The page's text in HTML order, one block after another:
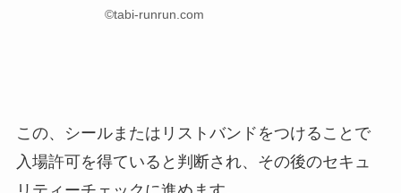
©tabi-runrun.com
この、シールまたはリストバンドをつけることで
入場許可を得ていると判断され、その後のセキュ